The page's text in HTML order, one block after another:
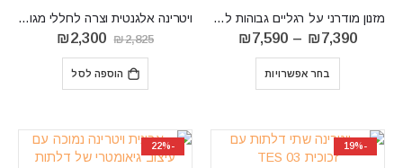
מזנון מודרני על רגליים גבוהות לסלון KRIS-VERO
₪7,390
–
₪7,590
בחר אפשרויות
ויטרינה אלגנטית וצרה לחללי מגורים קומפקטיים LIONEL06
₪2,825
המחיר
היה:
₪2,825.
₪2,300
הוספה לסל
-19%
-22%